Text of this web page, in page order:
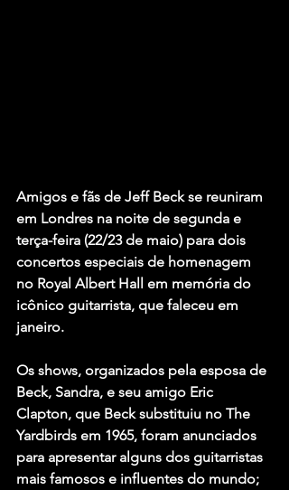
Amigos e fãs de Jeff Beck se reuniram
em Londres na noite de segunda e
terça-feira (22/23 de maio) para dois
concertos especiais de homenagem
no Royal Albert Hall em memória do
icônico guitarrista, que faleceu em
janeiro.
Os shows, organizados pela esposa de
Beck, Sandra, e seu amigo Eric
Clapton, que Beck substituiu no The
Yardbirds em 1965, foram anunciados
para apresentar alguns dos guitarristas
mais famosos e influentes do mundo;